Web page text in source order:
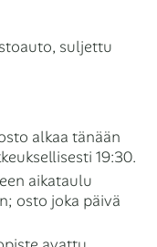
suljettu
alkaa tänään
19:30.
aikataulu
osto joka päivä